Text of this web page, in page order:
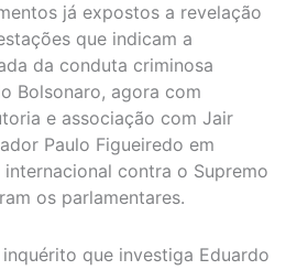
já expostos a revelação
que indicam a
da conduta criminosa
Bolsonaro, agora com
e associação com Jair
Paulo Figueiredo em
contra o Supremo
os parlamentares.
que investiga Eduardo